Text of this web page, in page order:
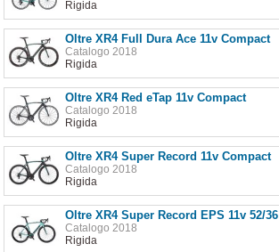
Rigida
Oltre XR4 Full Dura Ace 11v Compact
Catalogo 2018
Rigida
Oltre XR4 Red eTap 11v Compact
Catalogo 2018
Rigida
Oltre XR4 Super Record 11v Compact
Catalogo 2018
Rigida
Oltre XR4 Super Record EPS 11v 52/36
Catalogo 2018
Rigida